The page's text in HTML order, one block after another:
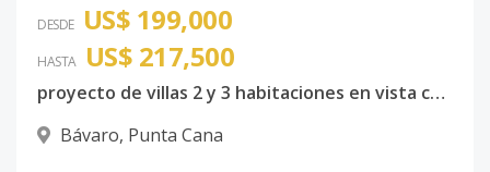
DESDE US$ 199,000
HASTA US$ 217,500
proyecto de villas 2 y 3 habitaciones en vista cana
Bávaro, Punta Cana